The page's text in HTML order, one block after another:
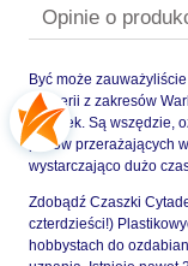
Opinie o
Być może
scenerii z zakresów
czaszek. Są wszędzie,
pasów przerażających
wystarczająco dużo
Zdobądź Czaszki
czterdzieści!)
hobbystach do